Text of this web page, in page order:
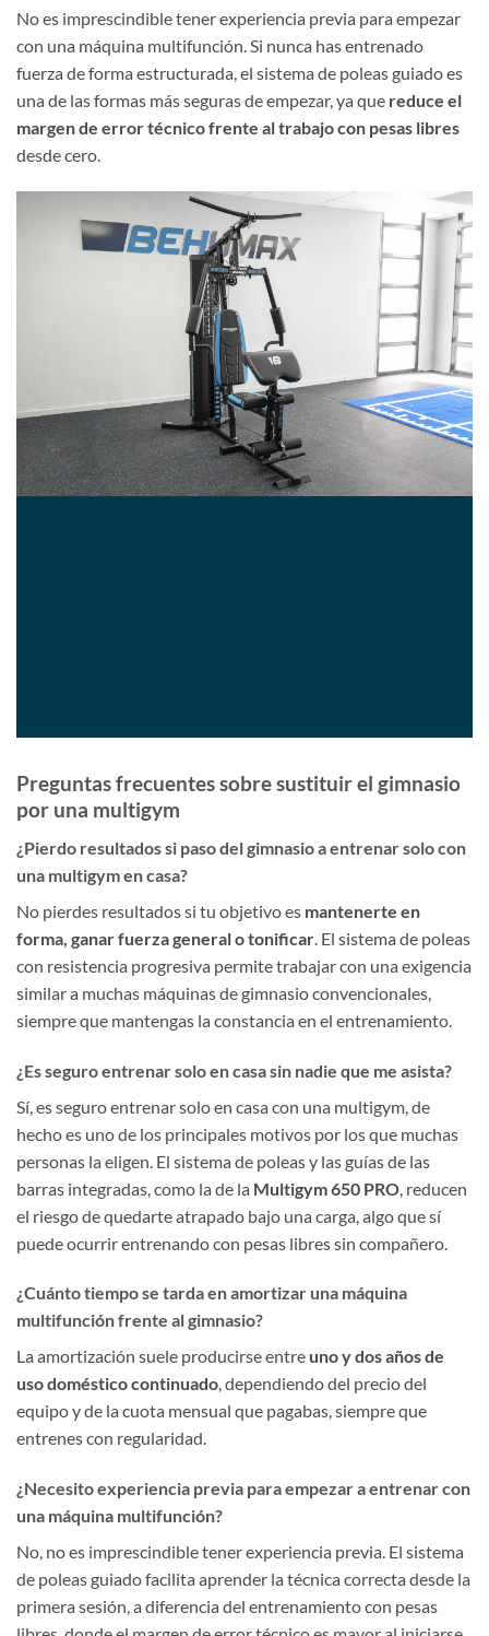
No es imprescindible tener experiencia previa para empezar
con una máquina multifunción. Si nunca has entrenado
fuerza de forma estructurada, el sistema de poleas guiado es
una de las formas más seguras de empezar, ya que reduce el
margen de error técnico frente al trabajo con pesas libres
desde cero.
Preguntas frecuentes sobre sustituir el gimnasio
por una multigym
¿Pierdo resultados si paso del gimnasio a entrenar solo con
una multigym en casa?
No pierdes resultados si tu objetivo es mantenerte en
forma, ganar fuerza general o tonificar. El sistema de poleas
con resistencia progresiva permite trabajar con una exigencia
similar a muchas máquinas de gimnasio convencionales,
siempre que mantengas la constancia en el entrenamiento.
¿Es seguro entrenar solo en casa sin nadie que me asista?
Sí, es seguro entrenar solo en casa con una multigym, de
hecho es uno de los principales motivos por los que muchas
personas la eligen. El sistema de poleas y las guías de las
barras integradas, como la de la Multigym 650 PRO , reducen
el riesgo de quedarte atrapado bajo una carga, algo que sí
puede ocurrir entrenando con pesas libres sin compañero.
¿Cuánto tiempo se tarda en amortizar una máquina
multifunción frente al gimnasio?
La amortización suele producirse entre uno y dos años de
uso doméstico continuado, dependiendo del precio del
equipo y de la cuota mensual que pagabas, siempre que
entrenes con regularidad.
¿Necesito experiencia previa para empezar a entrenar con
una máquina multifunción?
No, no es imprescindible tener experiencia previa. El sistema
de poleas guiado facilita aprender la técnica correcta desde la
primera sesión, a diferencia del entrenamiento con pesas